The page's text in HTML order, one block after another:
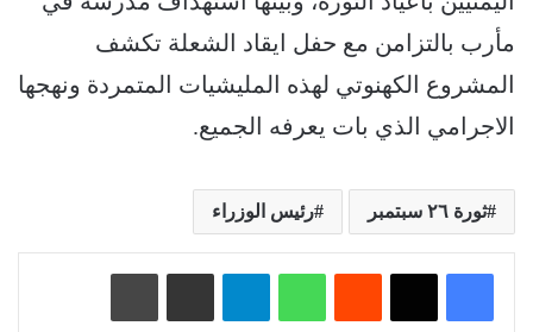
مأرب بالتزامن مع حفل ايقاد الشعلة تكشف
المشروع الكهنوتي لهذه المليشيات المتمردة ونهجها
الاجرامي الذي بات يعرفه الجميع.
ثورة ٢٦ سبتمبر رئيس الوزراء
واتساب تيلقرام